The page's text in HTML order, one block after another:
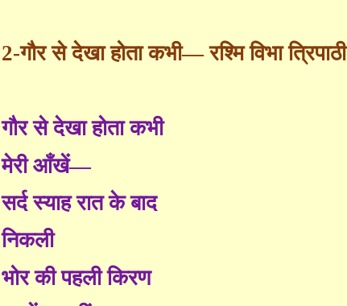
2-गौर से देखा होता कभी— रश्मि विभा त्रिपाठी
गौर से देखा होता कभी
मेरी आँखें—
सर्द स्याह रात के बाद
निकली
भोर की पहली किरण